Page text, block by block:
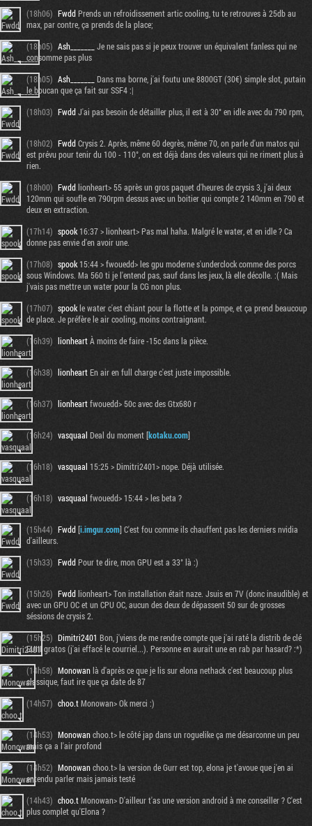
(18h06) FwddPrends un refroidissement artic cooling, tu te retrouves à 25db au
max, par contre, ça prends de la place;
(18h05) Ash_______
Je ne sais pas si je peux trouver un équivalent fanless qui ne
consomme pas plus
(18h05) Ash_______
Dans ma borne, j'ai foutu une 8800GT (30€) simple slot, putain
le boucan que ça fait sur SSF4 :|
(18h03) FwddJ'ai pas besoin de détailler plus, il est à 30° en idle avec du 790 rpm,
(18h02) FwddCrysis 2. Après, même 60 degrès, même 70, on parle d'un matos qui
est prévu pour tenir du 100 - 110°, on est déjà dans des valeurs qui ne riment plus à
rien.
(18h00) Fwddlionheart> 55 après un gros paquet d'heures de crysis 3, j'ai deux
120mm qui soufle en 790rpm dessus avec un boitier qui compte 2 140mm en 790 et
deux en extraction.
(17h14) spook 16:37 > lionheart> Pas mal haha. Malgré le water, et en idle ? Ca
donne pas envie d'en avoir une.
(17h08) spook15:44 > fwouedd> les gpu moderne s'underclock comme des porcs
sous Windows. Ma 560 ti je l'entend pas, sauf dans les jeux, là elle décolle. :( Mais
j'vais pas mettre un water pour la CG non plus.
(17h07) spookle water c'est chiant pour la flotte et la pompe, et ça prend beaucoup
de place. Je préfère le air cooling, moins contraignant.
(16h39) lionheartÀ moins de faire -15c dans la pièce.
(16h38) lionheartEn air en full charge c'est juste impossible.
(16h37) lionheartfwouedd> 50c avec des Gtx680 r
(16h24) vasquaal Deal du moment [kotaku.com]
(16h18) vasquaal 15:25 > Dimitri2401> nope. Déjà utilisée.
(16h18) vasquaal fwouedd> 15:44 > les beta ?
(15h44) Fwdd[i.imgur.com] C'est fou comme ils chauffent pas les derniers nvidia
d'ailleurs.
(15h33) FwddPour te dire, mon GPU est a 33° là :)
(15h26) Fwddlionheart> Ton installation était naze. Jsuis en 7V (donc inaudible) et
avec un GPU OC et un CPU OC, aucun des deux de dépassent 50 sur de grosses
séssions de crysis 2.
(15h25) Dimitri2401 Bon, j'viens de me rendre compte que j'ai raté la distrib de clé
EUIII gratos (j'ai effacé le courriel...). Personne en aurait une en rab par hasard? :*)
(14h58) Monowanlà d'après ce que je lis sur elona nethack c'est beaucoup plus
classique, faut ire que ça date de 87
(14h57) choo.tMonowan> Ok merci :)
(14h53) Monowanchoo.t> le côté jap dans un roguelike ça me désarconne un peu
mais ça a l'air profond
(14h52) Monowanchoo.t> la version de Gurr est top, elona je t'avoue que j'en ai
entendu parler mais jamais testé
(14h43) choo.tMonowan> D'ailleur t'as une version android à me conseiller ? C'est
plus complet qu'Elona ?